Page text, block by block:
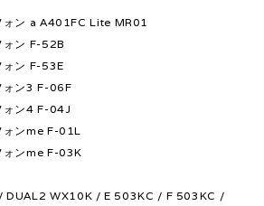
ォン a A401FC Lite MR01
ォン F-52B
ォン F-53E
ォン3 F-06F
ォン4 F-04J
ォンme F-01L
ォンme F-03K
DUAL2 WX10K / E 503KC / F 503KC /